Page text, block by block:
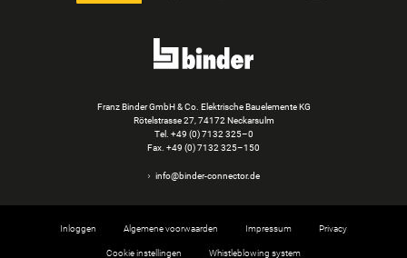
Franz Binder GmbH & Co. Elektrische Bauelemente KG
Rötelstrasse 27, 74172 Neckarsulm
Tel. +49 (0) 7132 325–0
Fax. +49 (0) 7132 325–150
info@binder-connector.de
Inloggen Algemene voorwaarden Impressum Privacy
Cookie instellingen Whistleblowing system